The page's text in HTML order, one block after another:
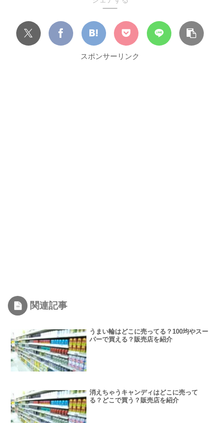
スポンサーリンク
関連記事
うまい輪はどこに売ってる？100均やスー
パーで買える？販売店を紹介
消えちゃうキャンディはどこに売って
る？どこで買う？販売店を紹介